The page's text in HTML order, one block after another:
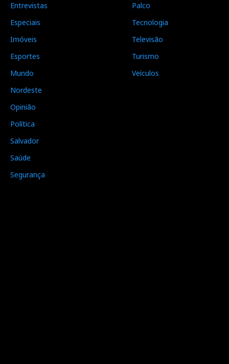
Entrevistas
Especiais
Imóveis
Esportes
Mundo
Nordeste
Opinião
Política
Salvador
Saúde
Segurança
Palco
Tecnologia
Televisão
Turismo
Veículos